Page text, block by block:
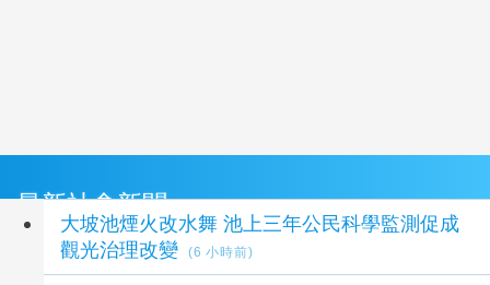
最新社會新聞
大坡池煙火改水舞 池上三年公民科學監測促成
觀光治理改變
(6 小時前)